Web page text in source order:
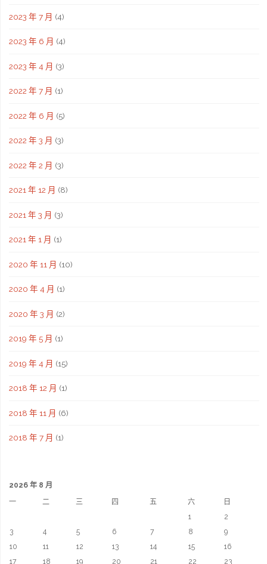
2023 年 7 月 (4)
2023 年 6 月 (4)
2023 年 4 月 (3)
2022 年 7 月 (1)
2022 年 6 月 (5)
2022 年 3 月 (3)
2022 年 2 月 (3)
2021 年 12 月 (8)
2021 年 3 月 (3)
2021 年 1 月 (1)
2020 年 11 月 (10)
2020 年 4 月 (1)
2020 年 3 月 (2)
2019 年 5 月 (1)
2019 年 4 月 (15)
2018 年 12 月 (1)
2018 年 11 月 (6)
2018 年 7 月 (1)
2026 年 8 月
一
二 三 四 五 六
日
1
2
3
4 5 6 7 8
9
10
11 12 13 14 15
16
17
18 19 20 21 22 23